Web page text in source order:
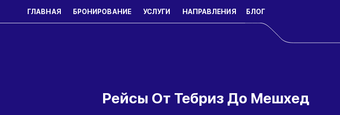
ГЛАВНАЯ БРОНИРОВАНИЕ УСЛУГИ НАПРАВЛЕНИЯ БЛОГ
Рейсы От Тебриз До Мешхед